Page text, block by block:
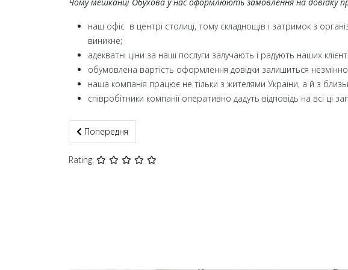
наш офіс в центрі столиці, тому складнощів і затримок з
виникне;
адекватні ціни за наші послуги залучають і радують наших
обумовлена ​​вартість оформлення довідки залишиться
наша компанія працює не тільки з жителями України, а й з
співробітники компанії оперативно дадуть відповідь на всі ці
Попередня стаття: Довідка, витяг про несудимість Новояворівськ +
Попередня
Rating: